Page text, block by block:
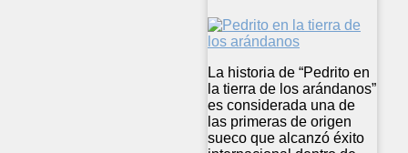
La historia de “Pedrito en
la tierra de los arándanos”
es considerada una de
las primeras de origen
sueco que alcanzó éxito